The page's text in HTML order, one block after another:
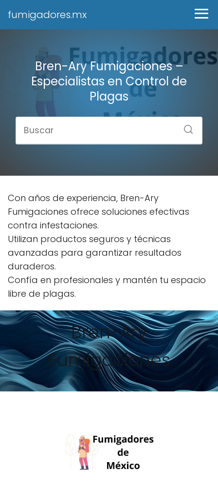
fumigadores.mx
Bren-Ary Fumigaciones –
Especialistas en Control de
Plagas
Con años de experiencia, Bren-Ary
Fumigaciones ofrece soluciones efectivas
contra infestaciones.
Utilizan productos seguros y técnicas
avanzadas para garantizar resultados
duraderos.
Confía en profesionales y mantén tu espacio
libre de plagas.
Bren-Ary
Fumigaciones